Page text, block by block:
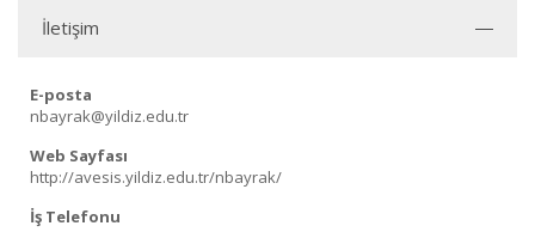
İletişim
E-posta
nbayrak@yildiz.edu.tr
Web Sayfası
http://avesis.yildiz.edu.tr/nbayrak/
İş Telefonu